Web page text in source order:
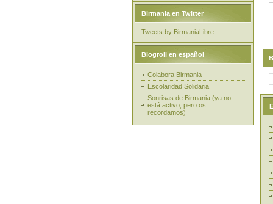
Birmania en Twitter
Tweets by BirmaniaLibre
Blogroll en español
Colabora Birmania
Escolaridad Solidaria
Sonrisas de Birmania (ya no
está activo, pero os
recordamos)